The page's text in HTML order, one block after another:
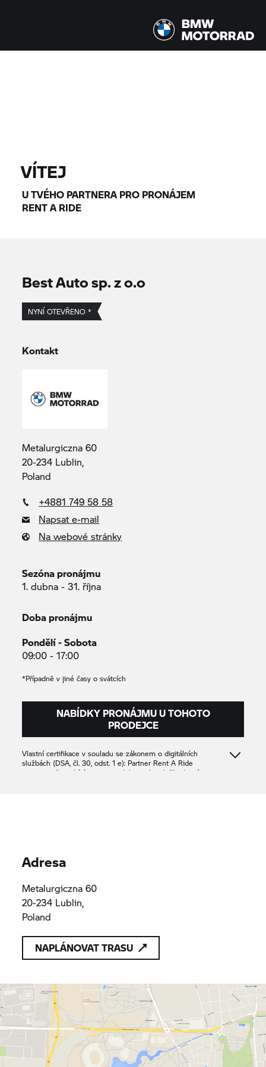
VÍTEJ
U TVÉHO PARTNERA PRO PRONÁJEM
RENT A RIDE
Best Auto sp. z o.o
NYNÍ OTEVŘENO *
Kontakt
Metalurgiczna 60
20-234 Lublin,
Poland
+4881 749 58 58
Napsat e-mail
Na webové stránky
Sezóna pronájmu
1. dubna - 31. října
Doba pronájmu
Pondělí - Sobota
09:00 - 17:00
*Případně v jiné časy o svátcích
NABÍDKY PRONÁJMU U TOHOTO
PRODEJCE
Vlastní certifikace v souladu se zákonem o digitálních
službách (DSA, čl. 30, odst. 1 e): Partner Rent A Ride
potvrzuje, že nabízí pouze produkty nebo služby, které jsou v
Adresa
Metalurgiczna 60
20-234 Lublin,
Poland
NAPLÁNOVAT TRASU